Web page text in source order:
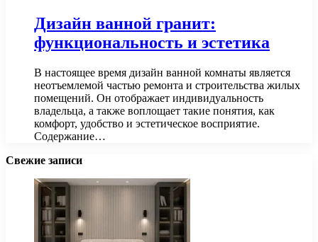
Дизайн ванной гранит:
функциональность и эстетика
В настоящее время дизайн ванной комнаты является
неотъемлемой частью ремонта и строительства жилых
помещений. Он отображает индивидуальность
владельца, а также воплощает такие понятия, как
комфорт, удобство и эстетическое восприятие.
Содержание…
Свежие записи